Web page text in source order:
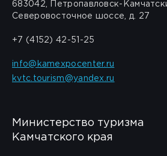
683042, Петропавловск-
Северовосточное шоссе, д. 27
+7 (4152) 42-51-25
info@kamexpocenter.ru
kvtc.tourism@yandex.ru
Министерство туризма
Камчатского края